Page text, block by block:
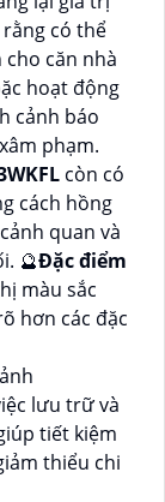
có thể
căn nhà
hoạt động
cảnh báo
phạm.
còn có
cách hồng
quan và
🔮Đặc điểm
màu sắc
hơn các đặc
lưu trữ và
tiết kiệm
thiểu chi